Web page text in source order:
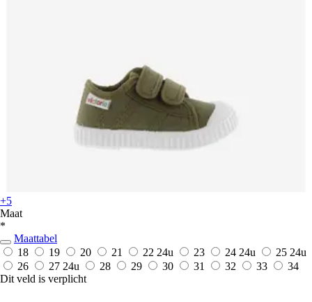
+5
Maat
*
Maattabel
18
19 20 21 22 24u 23 24 24u 25 24u
26
27 24u 28 29 30 31 32 33
34
Dit veld is verplicht